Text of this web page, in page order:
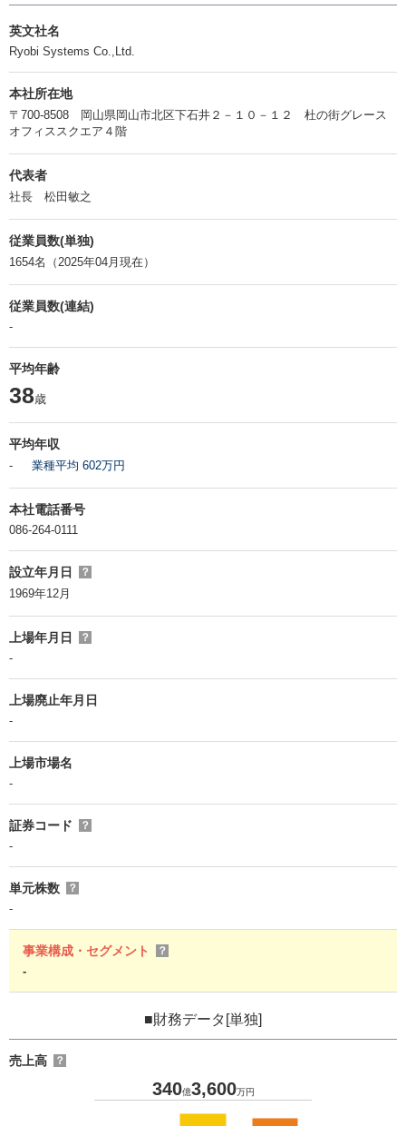
英文社名
Ryobi Systems Co.,Ltd.
本社所在地
〒700-8508 岡山県岡山市北区下石井２－１０－１２ 杜の街グレース
オフィススクエア４階
代表者
社長 松田敏之
従業員数(単独)
1654名（2025年04月現在）
従業員数(連結)
-
平均年齢
38歳
平均年収
- 業種平均 602万円
本社電話番号
086-264-0111
設立年月日 ？
1969年12月
上場年月日 ？
-
上場廃止年月日
-
上場市場名
-
証券コード ？
-
単元株数 ？
-
事業構成・セグメント ？
-
■財務データ[単独]
売上高 ？
340億3,600万円